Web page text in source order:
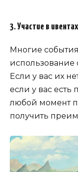
3. Участие в
Многие
Если у вас их
если у вас
любой момент
получить